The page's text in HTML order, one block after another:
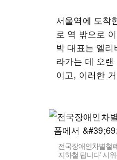
서울역에 도착
로 역 밖으로
박 대표는 엘
라가는 데 오
이고, 이러한
전국장애인차별철
지하철 탑니다' 시